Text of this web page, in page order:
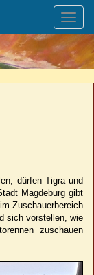
dürfen Tigra und
Magdeburg gibt
Zuschauerbereich
sich vorstellen, wie
zuschauen